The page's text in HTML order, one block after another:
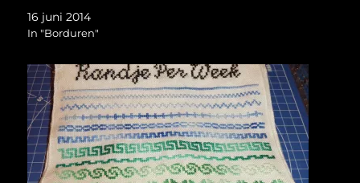
16 juni 2014
In "Borduren"